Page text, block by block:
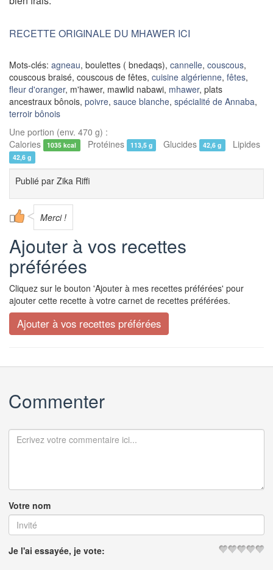
RECETTE ORIGINALE DU MHAWER ICI
Mots-clés: agneau, boulettes ( bnedaqs), cannelle, couscous,
couscous braisé, couscous de fêtes, cuisine algérienne, fêtes,
fleur d'oranger, m'hawer, mawlid nabawi, mhawer, plats
ancestraux bônois, poivre, sauce blanche, spécialité de Annaba,
terroir bônois
Une portion (env. 470 g) :
Calories
1035 kcal Protéines 113,5 g Glucides 42,6 g Lipides
42,6 g
Publié par Zika Riffi
Merci !
Ajouter à vos recettes
préférées
Cliquez sur le bouton 'Ajouter à mes recettes préférées' pour
ajouter cette recette à votre carnet de recettes préférées.
Commenter
Votre nom
Je l'ai essayée, je vote: